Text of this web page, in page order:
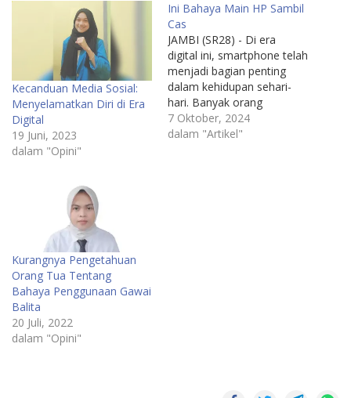
Kecanduan Media Sosial:
Menyelamatkan Diri di Era
Digital
19 Juni, 2023
dalam "Opini"
Ini Bahaya Main HP Sambil
Cas
JAMBI (SR28) - Di era
digital ini, smartphone telah
menjadi bagian penting
dalam kehidupan sehari-
hari. Banyak orang
mengandalkan ponsel
mereka untuk berbagai
7 Oktober, 2024
dalam "Artikel"
Kurangnya Pengetahuan
Orang Tua Tentang
Bahaya Penggunaan Gawai
Balita
20 Juli, 2022
dalam "Opini"